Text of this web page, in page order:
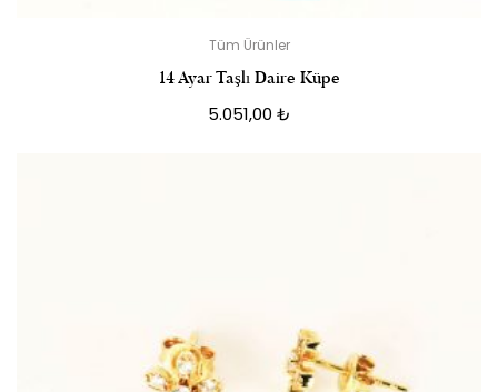
Tüm Ürünler
14 Ayar Taşlı Daire Küpe
5.051,00 ₺